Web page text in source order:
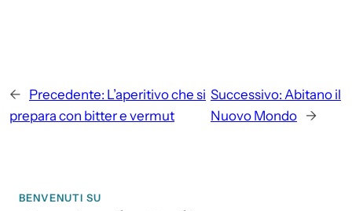
← Precedente: L’aperitivo che si
prepara con bitter e vermut
Successivo: Abitano il
Nuovo Mondo
→
BENVENUTI SU